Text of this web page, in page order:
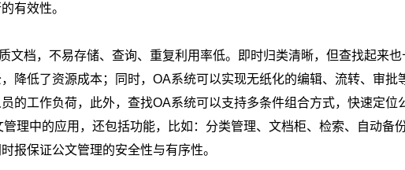
有效性。
文档，不易存储、查询、重复利用率低。即时归类清晰，但查找起来
降低了资源成本；同时，OA系统可以实现无纸化的编辑、流转、审批
的工作负荷，此外，查找OA系统可以支持多条件组合方式，快速定位
管理中的应用，还包括功能，比如：分类管理、文档柜、检索、自动备
报保证公文管理的安全性与有序性。